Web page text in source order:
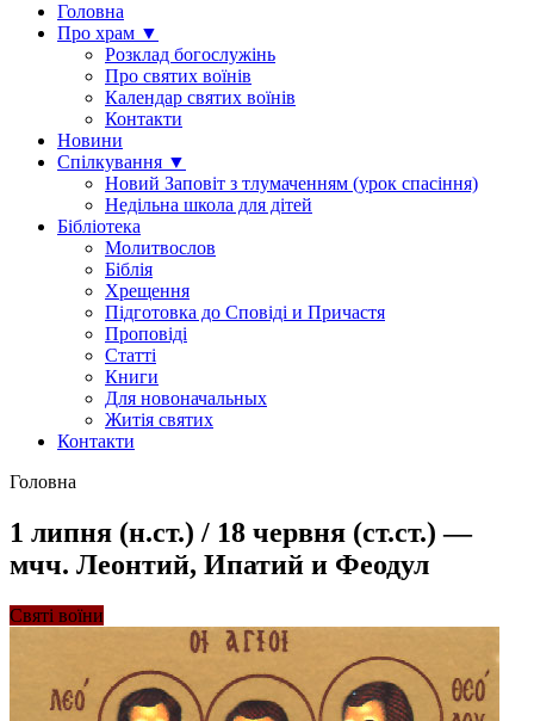
Головна
Про храм ▼
Розклад богослужінь
Про святих воїнів
Календар святих воїнів
Контакти
Новини
Спілкування ▼
Новий Заповіт з тлумаченням (урок спасіння)
Недільна школа для дітей
Бібліотека
Молитвослов
Біблія
Хрещення
Підготовка до Сповіді и Причастя
Проповіді
Статті
Книги
Для новоначальных
Житія святих
Контакти
Головна
1 липня (н.ст.) / 18 червня (ст.ст.) —
мчч. Леонтий, Ипатий и Феодул
Святі воїни